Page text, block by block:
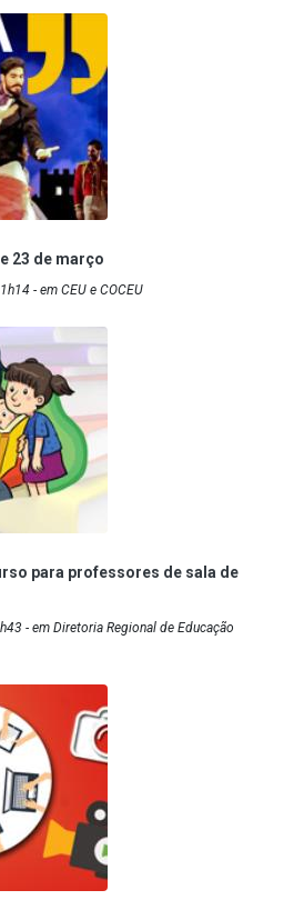
23 de março
- em CEU e COCEU
para professores de sala de
- em Diretoria Regional de Educação